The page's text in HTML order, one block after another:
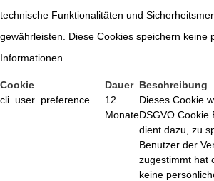
technische Funktionalitäten und
gewährleisten. Diese Cookies speichern keine
Informationen.
Cookie Dauer Beschreibung
cli_user_preference
12
Monate
Dieses Cookie
DSGVO Cookie
dient dazu, zu
Benutzer der
zugestimmt hat
keine